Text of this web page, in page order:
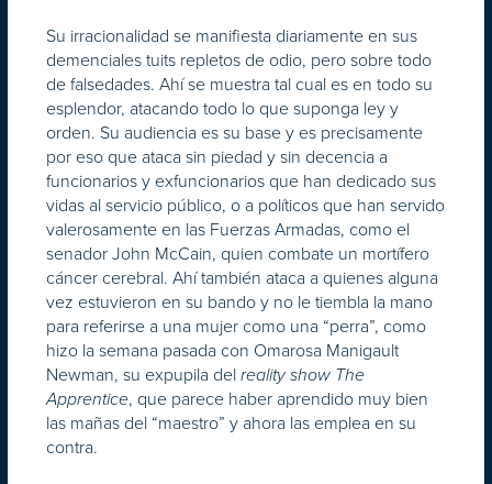
Su irracionalidad se manifiesta diariamente en sus
demenciales tuits repletos de odio, pero sobre todo
de falsedades. Ahí se muestra tal cual es en todo su
esplendor, atacando todo lo que suponga ley y
orden. Su audiencia es su base y es precisamente
por eso que ataca sin piedad y sin decencia a
funcionarios y exfuncionarios que han dedicado sus
vidas al servicio público, o a políticos que han servido
valerosamente en las Fuerzas Armadas, como el
senador John McCain, quien combate un mortífero
cáncer cerebral. Ahí también ataca a quienes alguna
vez estuvieron en su bando y no le tiembla la mano
para referirse a una mujer como una “perra”, como
hizo la semana pasada con Omarosa Manigault
Newman, su expupila del reality show The
Apprentice, que parece haber aprendido muy bien
las mañas del “maestro” y ahora las emplea en su
contra.